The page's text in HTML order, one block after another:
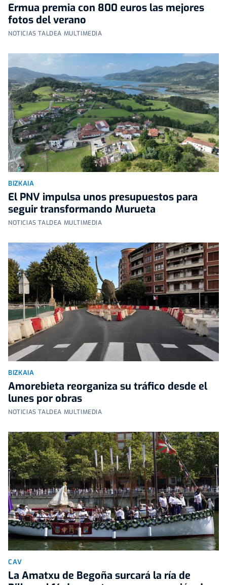
Ermua premia con 800 euros las mejores
fotos del verano
NOTICIAS TALDEA MULTIMEDIA
BIZKAIA
El PNV impulsa unos presupuestos para
seguir transformando Murueta
NOTICIAS TALDEA MULTIMEDIA
BIZKAIA
Amorebieta reorganiza su tráfico desde el
lunes por obras
NOTICIAS TALDEA MULTIMEDIA
CAV
La Amatxu de Begoña surcará la ría de